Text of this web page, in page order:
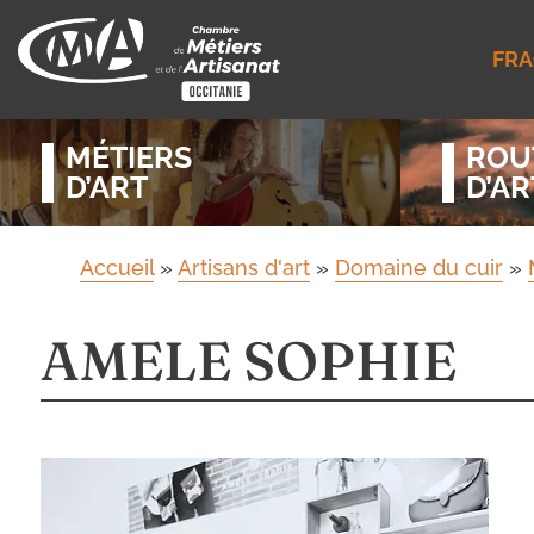
MÉTIERS
D’ART
Accueil»Artisans d'art » Domaine du cuir »
AMELE SOPHIE